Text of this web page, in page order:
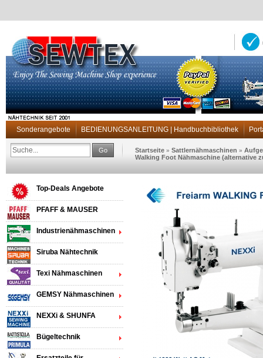
Sonderangebote BEDIENUNGSANLEITUNG | Handbuchbibliothek
Go Startseite » Sattlernähmaschinen »
Walking Foot Nähmaschine (alternative
Top-Deals Angebote
PFAFF & MAUSER
Industrienähmaschinen
Siruba Nähtechnik
Texi Nähmaschinen
GEMSY Nähmaschinen
NEXXi & SHUNFA
Bügeltechnik